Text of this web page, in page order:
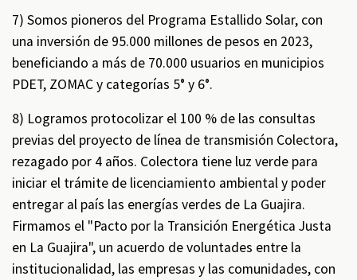
7) Somos pioneros del Programa Estallido Solar, con
una inversión de 95.000 millones de pesos en 2023,
beneficiando a más de 70.000 usuarios en municipios
PDET, ZOMAC y categorías 5° y 6°.
8) Logramos protocolizar el 100 % de las consultas
previas del proyecto de línea de transmisión Colectora,
rezagado por 4 años. Colectora tiene luz verde para
iniciar el trámite de licenciamiento ambiental y poder
entregar al país las energías verdes de La Guajira.
Firmamos el "Pacto por la Transición Energética Justa
en La Guajira", un acuerdo de voluntades entre la
institucionalidad, las empresas y las comunidades, con